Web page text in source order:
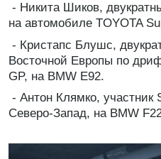
- Никита Шиков,
на автомобиле TOYOTA
- Кристапс Блушс,
Восточной Европы по
GP, на BMW E92.
- Антон Клямко, участник
Северо-Запад, на BMW